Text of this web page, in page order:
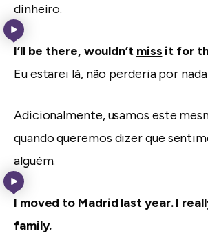
dinheiro.
I’ll be there, wouldn’t miss it for
Eu estarei lá, não perderia por
Adicionalmente, usamos este
quando queremos dizer que
alguém.
I moved to Madrid last year. I
family.